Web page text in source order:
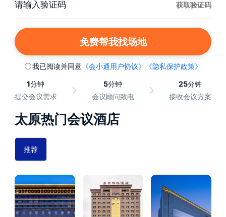
获取验证码
免费帮我找场地
我已阅读并同意《会小通用户协议》 《隐私保护政策》
1分钟
提交会议需求
5分钟
会议顾问致电
25分钟
接收会议方案
太原热门会议酒店
推荐